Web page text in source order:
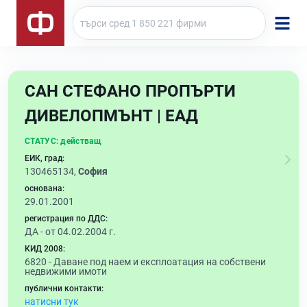
САН СТЕФАНО ПРОПЪРТИ
ДИВЕЛОПМЪНТ | ЕАД
СТАТУС: действащ
ЕИК, град:
130465134, София
основана:
29.01.2001
регистрация по ДДС:
ДА - от 04.02.2004 г.
КИД 2008:
6820 - Даване под наем и експлоатация на собствени
недвижими имоти
публични контакти:
натисни тук